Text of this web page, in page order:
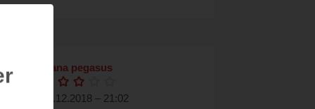
diana pegasus
31.12.2018 – 21:02